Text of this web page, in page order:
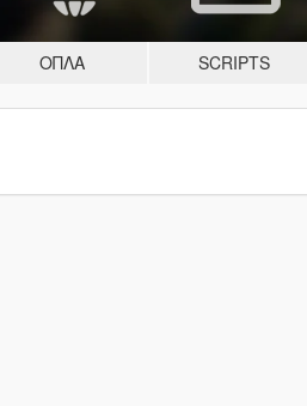
ΌΠΛΑ SCRIPTS